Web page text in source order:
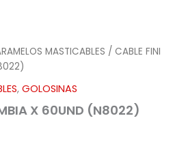
MASTICABLES / CABLE FINI
, GOLOSINAS
X 60UND (N8022)